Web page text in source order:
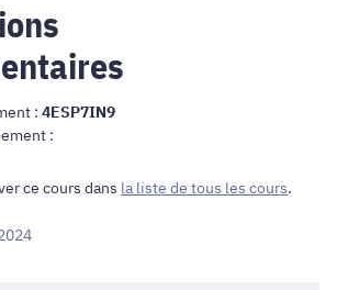
: 4ESP7IN9
:
ce cours dans la liste de tous les cours.